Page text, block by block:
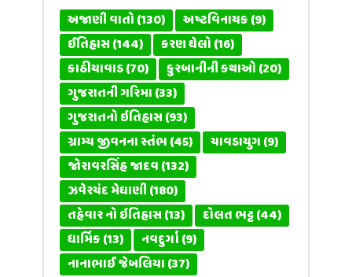
અજાણી વાતો(130) અષ્ટવિનાયક(9)
ઈતિહાસ(144) કરણ ઘેલો(16)
કાઠીયાવાડ(70) કુરબાનીની કથાઓ(20)
ગુજરાતની ગરિમા(33)
ગુજરાતનો ઇતિહાસ(93)
ગ્રામ્ય જીવનના સ્તંભ(45) ચાવડાયુગ(9)
જોરાવરસિંહ જાદવ(132)
ઝવેરચંદ મેઘાણી(180)
તહેવાર નો ઇતિહાસ(13) દોલત ભટ્ટ(44)
ધાર્મિક(13) નવદુર્ગા(9)
નાનાભાઈ જેબલિયા(37)